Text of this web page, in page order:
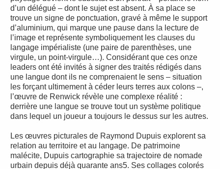
d’un délégué – dont le sujet est absent. À sa place se
trouve un signe de ponctuation, gravé à même le support
d’aluminium, qui marque une pause dans la lecture de
l’image et représente symboliquement les clauses du
langage impérialiste (une paire de parenthèses, une
virgule, un point-virgule…). Considérant que ces onze
leaders ont été invités à signer des traités rédigés dans
une langue dont ils ne comprenaient le sens – situation
les forçant ultimement à céder leurs terres aux colons –,
l’œuvre de Renwick révèle une complexe réalité :
derrière une langue se trouve tout un système politique
dans lequel un joueur a toujours le dessus sur les autres.
Les œuvres picturales de Raymond Dupuis explorent sa
relation au territoire et au langage. De patrimoine
malécite, Dupuis cartographie sa trajectoire de nomade
urbain depuis déjà quarante ans5. Ses collages colorés